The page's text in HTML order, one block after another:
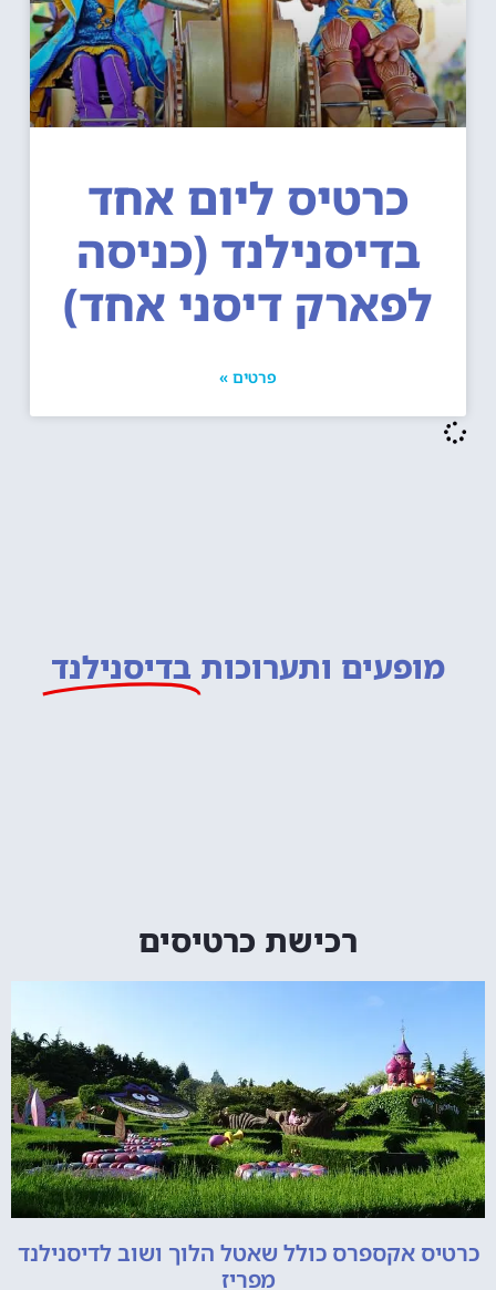
כרטיס ליום אחד
בדיסנילנד (כניסה
לפארק דיסני אחד)
פרטים »
מופעים ותערוכות בדיסנילנד
רכישת כרטיסים
כרטיס אקספרס כולל שאטל הלוך ושוב לדיסנילנד
מפריז